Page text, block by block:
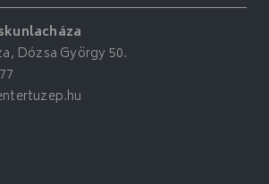
Dózsa György 50.